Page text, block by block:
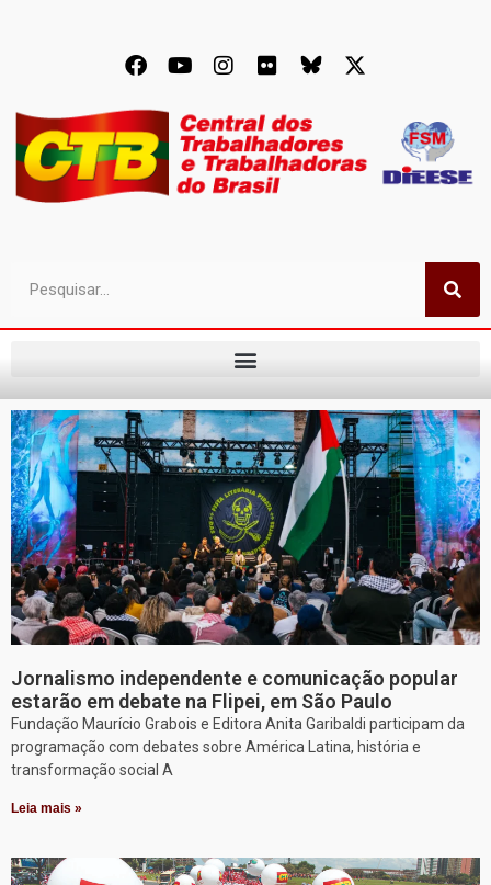
Jornalismo independente e comunicação popular
estarão em debate na Flipei, em São Paulo
Fundação Maurício Grabois e Editora Anita Garibaldi participam da
programação com debates sobre América Latina, história e
transformação social A
Leia mais »